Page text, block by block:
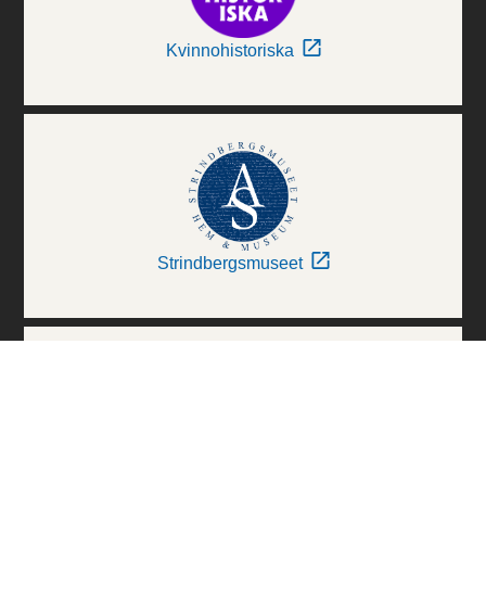
Kvinnohistoriska
Strindbergsmuseet